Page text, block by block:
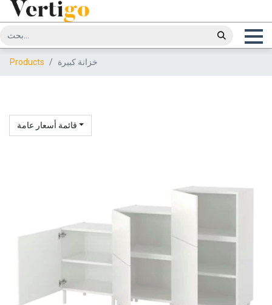
Products خزانة كبيرة